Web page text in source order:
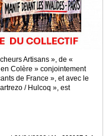
Artisans », de «
Colère » conjointement
de France », et avec le
/ Hulcoq », est